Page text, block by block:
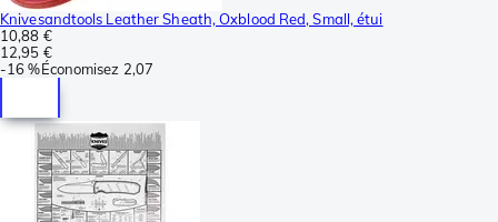
Knivesandtools Leather Sheath, Oxblood Red, Small, étui
10,88 €
12,95 €
-16 %Économisez 2,07